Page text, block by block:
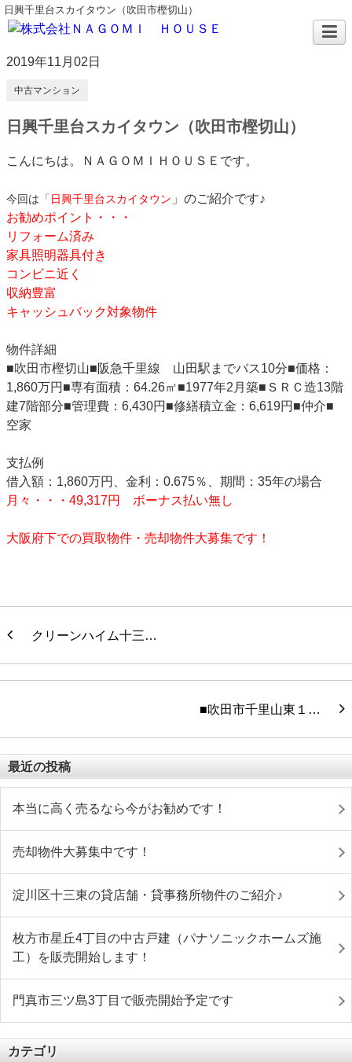
日興千里台スカイタウン（吹田市樫切山）
2019年11月02日
中古マンション
日興千里台スカイタウン（吹田市樫切山）
こんにちは。ＮＡＧＯＭＩＨＯＵＳＥです。
今回は「 日興千里台スカイタウン 」のご紹介です♪
お勧めポイント・・・
リフォーム済み
家具照明器具付き
コンビニ近く
収納豊富
キャッシュバック対象物件
物件詳細
■吹田市樫切山■阪急千里線 山田駅までバス10分■価格：
1,860万円■専有面積：64.26㎡■1977年2月築■ＳＲＣ造13階
建7階部分■管理費：6,430円■修繕積立金：6,619円■仲介■
空家
支払例
借入額：1,860万円、金利：0.675％、期間：35年の場合
月々・・・49,317円 ボーナス払い無し
大阪府下での買取物件・売却物件大募集です！
クリーンハイム十三…
■吹田市千里山東１…
最近の投稿
本当に高く売るなら今がお勧めです！
売却物件大募集中です！
淀川区十三東の貸店舗・貸事務所物件のご紹介♪
枚方市星丘4丁目の中古戸建（パナソニックホームズ施
工）を販売開始します！
門真市三ツ島3丁目で販売開始予定です
カテゴリ